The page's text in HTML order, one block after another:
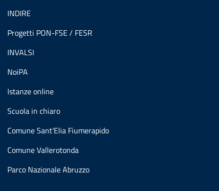
INDIRE
Progetti PON-FSE / FESR
INVALSI
NoiPA
Istanze online
Scuola in chiaro
Comune Sant'Elia Fiumerapido
Comune Vallerotonda
Parco Nazionale Abruzzo